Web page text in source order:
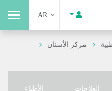
AR
مركز الأسنان
العلاجات الأطباء